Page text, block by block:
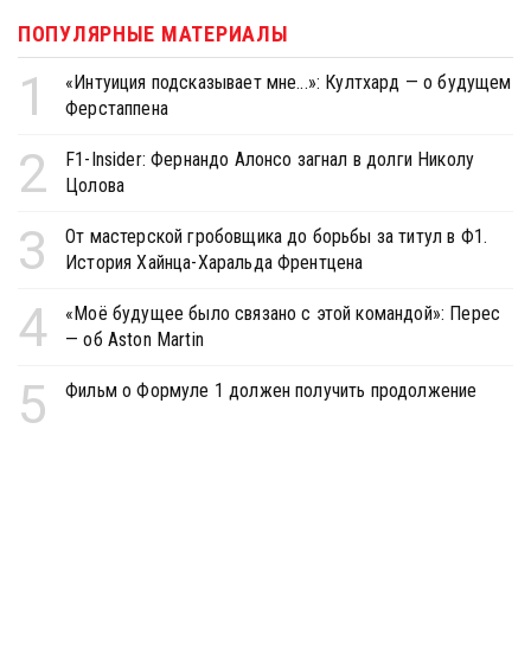
ПОПУЛЯРНЫЕ МАТЕРИАЛЫ
1
«Интуиция подсказывает мне...»: Култхард — о будущем
Ферстаппена
2
F1-Insider: Фернандо Алонсо загнал в долги Николу
Цолова
3
От мастерской гробовщика до борьбы за титул в Ф1.
История Хайнца-Харальда Френтцена
4
«Моё будущее было связано с этой командой»: Перес
— об Aston Martin
5 Фильм о Формуле 1 должен получить продолжение